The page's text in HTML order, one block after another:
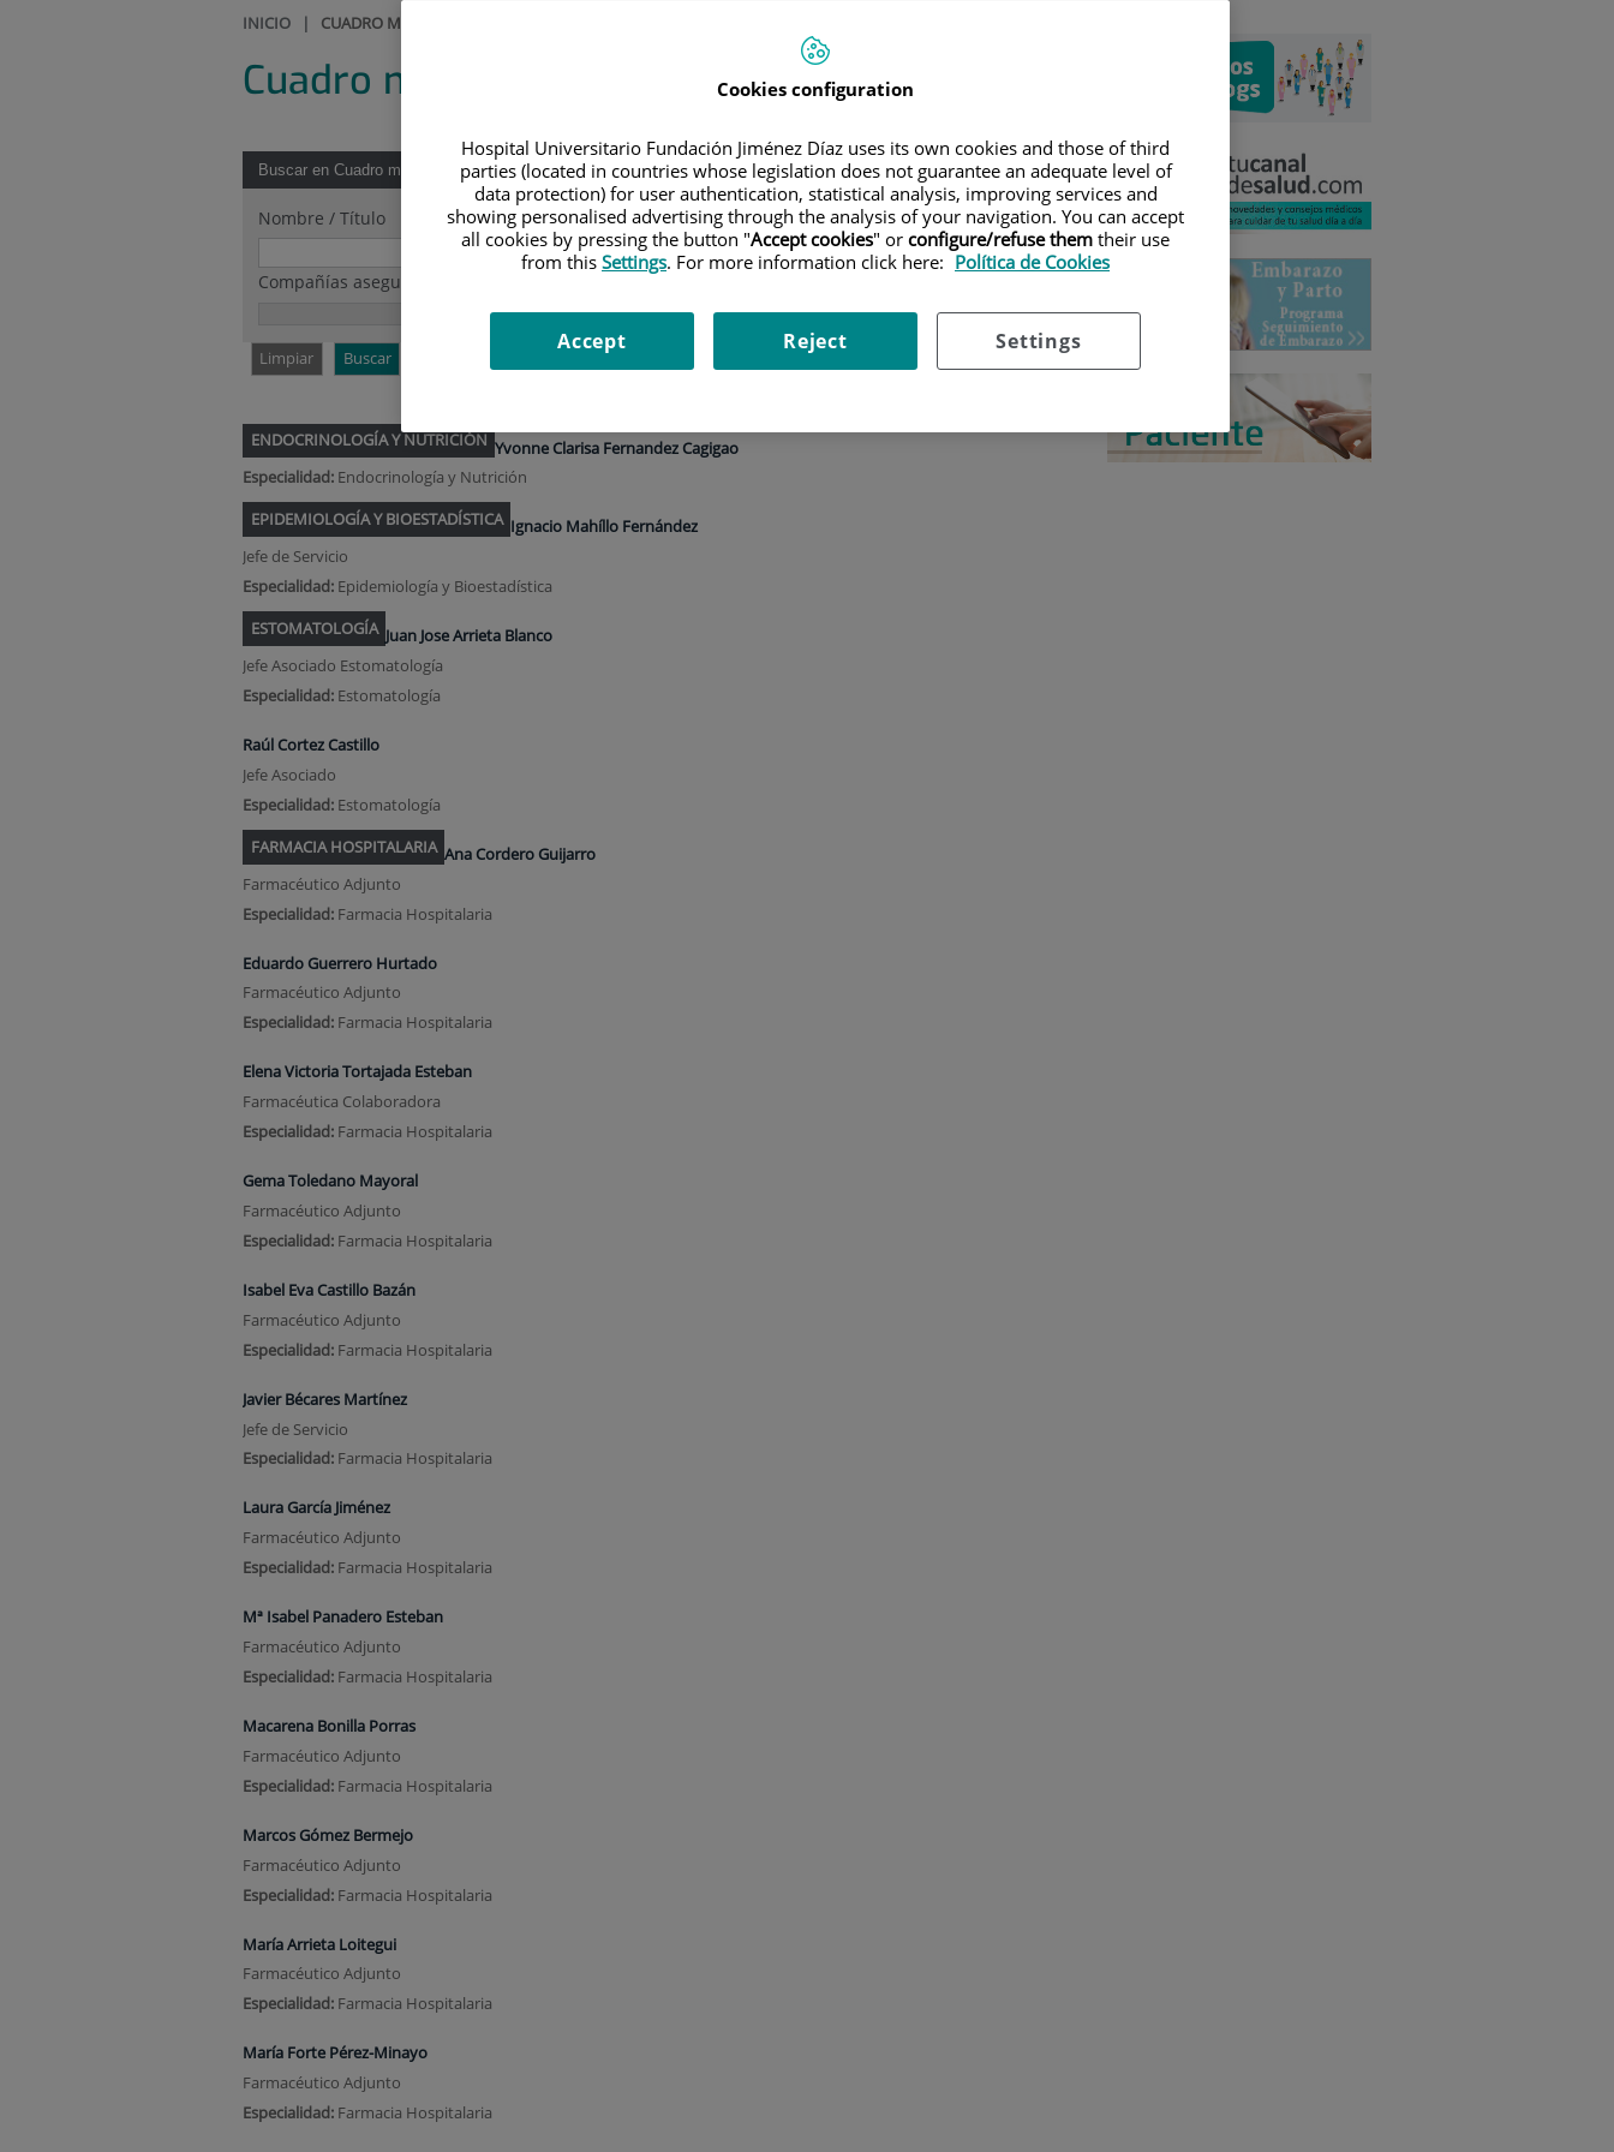
INICIO | CUADRO MÉDICO
Cuadro médico
Buscar en Cuadro médico
Nombre / Título Especialidad
Compañías aseguradoras
Limpiar Buscar
ENDOCRINOLOGÍA Y NUTRICIÓN Yvonne Clarisa Fernandez Cagigao
Especialidad: Endocrinología y Nutrición
EPIDEMIOLOGÍA Y BIOESTADÍSTICA Ignacio Mahíllo Fernández
Jefe de Servicio
Especialidad: Epidemiología y Bioestadística
ESTOMATOLOGÍA Juan Jose Arrieta Blanco
Jefe Asociado Estomatología
Especialidad: Estomatología
Raúl Cortez Castillo
Jefe Asociado
Especialidad: Estomatología
FARMACIA HOSPITALARIA Ana Cordero Guijarro
Farmacéutico Adjunto
Especialidad: Farmacia Hospitalaria
Eduardo Guerrero Hurtado
Farmacéutico Adjunto
Especialidad: Farmacia Hospitalaria
Elena Victoria Tortajada Esteban
Farmacéutica Colaboradora
Especialidad: Farmacia Hospitalaria
Gema Toledano Mayoral
Farmacéutico Adjunto
Especialidad: Farmacia Hospitalaria
Isabel Eva Castillo Bazán
Farmacéutico Adjunto
Especialidad: Farmacia Hospitalaria
Javier Bécares Martínez
Jefe de Servicio
Especialidad: Farmacia Hospitalaria
Laura García Jiménez
Farmacéutico Adjunto
Especialidad: Farmacia Hospitalaria
Mª Isabel Panadero Esteban
Farmacéutico Adjunto
Especialidad: Farmacia Hospitalaria
Macarena Bonilla Porras
Farmacéutico Adjunto
Especialidad: Farmacia Hospitalaria
Marcos Gómez Bermejo
Farmacéutico Adjunto
Especialidad: Farmacia Hospitalaria
María Arrieta Loitegui
Farmacéutico Adjunto
Especialidad: Farmacia Hospitalaria
María Forte Pérez-Minayo
Farmacéutico Adjunto
Especialidad: Farmacia Hospitalaria
Cookies configuration
Hospital Universitario Fundación Jiménez Díaz uses its own cookies and those of third
parties (located in countries whose legislation does not guarantee an adequate level of
data protection) for user authentication, statistical analysis, improving services and
showing personalised advertising through the analysis of your navigation. You can accept
all cookies by pressing the button "Accept cookies" or configure/refuse them their use
from this Settings. For more information click here: Política de Cookies
Settings
Reject
Accept